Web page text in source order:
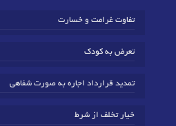
تفاوت غرامت و خسارت
تعرض به کودک
تمدید قرارداد اجاره به صورت شفاهی
خیار تخلف از شرط